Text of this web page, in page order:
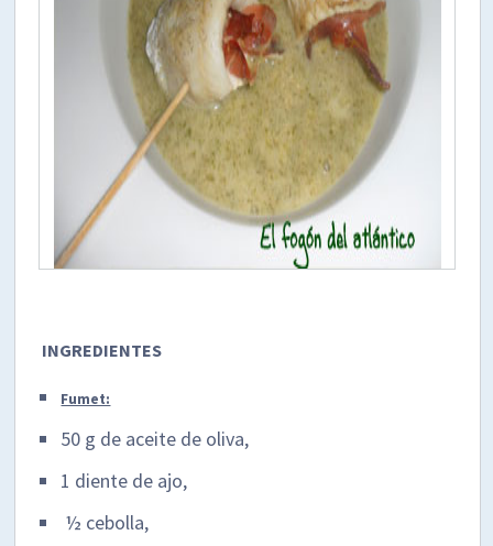
INGREDIENTES
Fumet:
50 g de aceite de oliva,
1 diente de ajo,
½ cebolla,